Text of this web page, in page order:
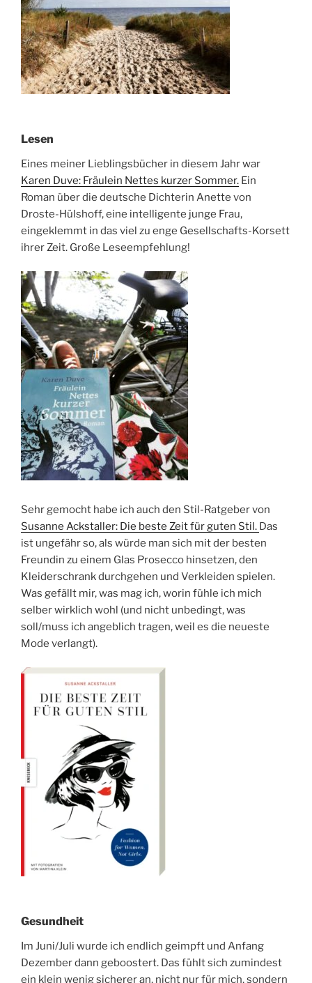
Lesen
Eines meiner Lieblingsbücher in diesem Jahr war
Karen Duve: Fräulein Nettes kurzer Sommer. Ein
Roman über die deutsche Dichterin Anette von
Droste-Hülshoff, eine intelligente junge Frau,
eingeklemmt in das viel zu enge Gesellschafts-Korsett
ihrer Zeit. Große Leseempfehlung!
Sehr gemocht habe ich auch den Stil-Ratgeber von
Susanne Ackstaller: Die beste Zeit für guten Stil. Das
ist ungefähr so, als würde man sich mit der besten
Freundin zu einem Glas Prosecco hinsetzen, den
Kleiderschrank durchgehen und Verkleiden spielen.
Was gefällt mir, was mag ich, worin fühle ich mich
selber wirklich wohl (und nicht unbedingt, was
soll/muss ich angeblich tragen, weil es die neueste
Mode verlangt).
Gesundheit
Im Juni/Juli wurde ich endlich geimpft und Anfang
Dezember dann geboostert. Das fühlt sich zumindest
ein klein wenig sicherer an, nicht nur für mich, sondern